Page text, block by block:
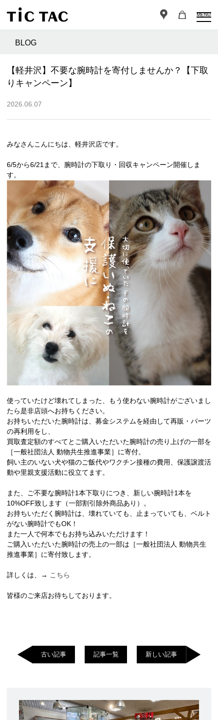
MENU
BLOG
【軽井沢】不要な腕時計を寄付しませんか？【下取
りキャンペーン】
2026.06.07
みなさんこんにちは、軽井沢店です。
6/5から6/21まで、腕時計の下取り・回収キャンペーン開催しま
す。
使っていたけど壊れてしまった、もう使わない腕時計がございまし
たら是非店頭へお持ちください。
お持ちいただいた腕時計は、募金システムを経由して再販・パーツ
の再利用をし、
買取査定額のすべてとご購入いただいた腕時計の売り上げの一部を
［一般社団法人 動物共生推進事業］に寄付。
飼い主のいない犬や猫のご飯代やワクチン接種の費用、保護譲渡活
動や里親支援活動に役立てます。
また、ご不要な腕時計1本下取りにつき、新しい腕時計1本を
10%OFF致します（一部割引除外商品あり）。
お持ちいただく腕時計は、壊れていても、止まっていても、ベルト
がない腕時計でもOK！
また一人で何本でもお持ち込みいただけます！
ご購入いただいた腕時計の売上の一部は［一般社団法人 動物共生
推進事業］に寄付致します。
詳しくは、→ こちら
皆様のご来店お待ちしております。
古い記事 記事一覧 新しい記事